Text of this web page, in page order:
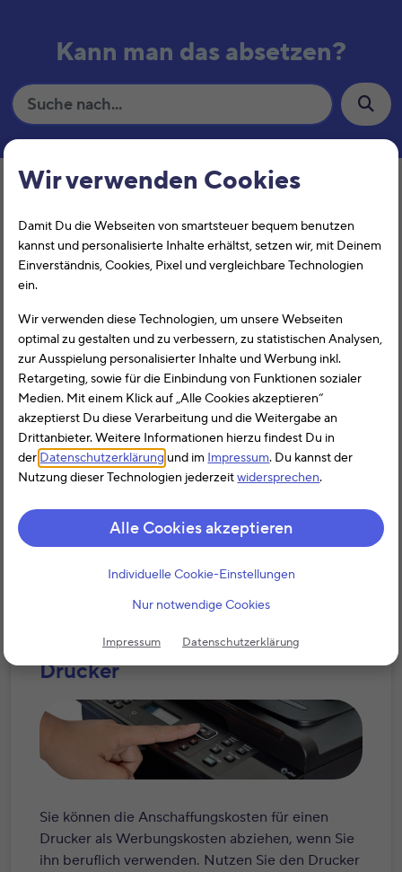
Wir verwenden Cookies
Damit Du die Webseiten von smartsteuer bequem benutzen
kannst und personalisierte Inhalte erhältst, setzen wir, mit Deinem
Einverständnis, Cookies, Pixel und vergleichbare Technologien
ein.
Wir verwenden diese Technologien, um unsere Webseiten
optimal zu gestalten und zu verbessern, zu statistischen Analysen,
zur Ausspielung personalisierter Inhalte und Werbung inkl.
Retargeting, sowie für die Einbindung von Funktionen sozialer
Medien. Mit einem Klick auf „Alle Cookies akzeptieren“
akzeptierst Du diese Verarbeitung und die Weitergabe an
Drittanbieter. Weitere Informationen hierzu findest Du in
der Datenschutzerklärung und im Impressum. Du kannst der
Nutzung dieser Technologien jederzeitwidersprechen.
Alle Cookies akzeptieren
Individuelle Cookie-Einstellungen
Nur notwendige Cookies
Impressum Datenschutzerklärung
Kann man das absetzen?
S
u
c
Schlagwort:Fax
Scanner
Arbeitnehmer können die Anschaffungskosten für
einen Scanner als Werbungskosten abziehen,
wenn sie diesen beruflich verwenden. Nutzt der
Arbeitnehmer den Scanner auch privat, können
die Kosten immer noch anteilig angesetzt
einen betrieblich genutzten Scanner als
Weiterlesen
Drucker
Sie können die Anschaffungskosten für einen
Drucker als Werbungskosten abziehen, wenn Sie
ihn beruflich verwenden. Nutzen Sie den Drucker